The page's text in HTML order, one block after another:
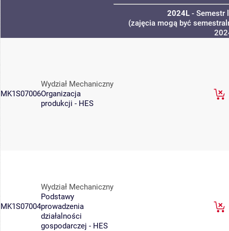
2024L- Semestr
(zajęcia mogą być
MK1S07006
Wydział Mechaniczny
Organizacja
produkcji - HES
MK1S07004
Wydział Mechaniczny
Podstawy
prowadzenia
działalności
gospodarczej - HES